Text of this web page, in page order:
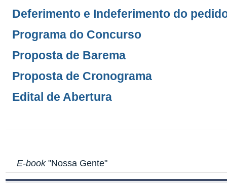
Deferimento e Indeferimento do
Programa do Concurso
Proposta de Barema
Proposta de Cronograma
Edital de Abertura
E-book"Nossa Gente"